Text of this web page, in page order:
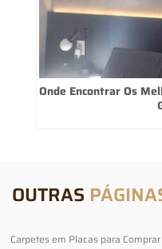
Onde Encontrar Os
OUTRAS
Carpetes em Placas para Comprar